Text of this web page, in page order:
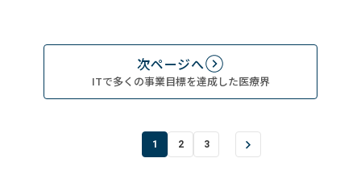
次ページへ
ITで多くの事業目標を達成した医療界
1 2 3